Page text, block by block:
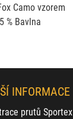
Camo vzorem
% Bavlna
INFORMACE
prutů Sportex